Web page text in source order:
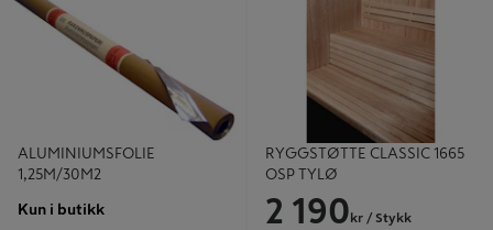
ALUMINIUMSFOLIE
1,25M/30M2
Kun i butikk
RYGGSTØTTE CLASSIC 1665
OSP TYLØ
2 190 kr / Stykk